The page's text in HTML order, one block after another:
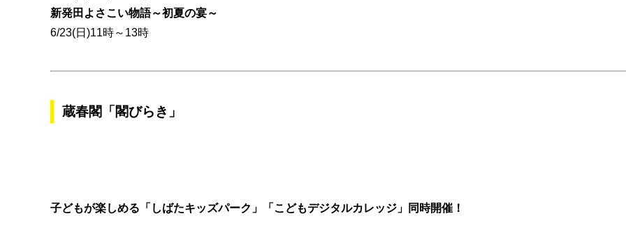
新発田よさこい物語～初夏の宴～
6/23(日)11時～13時
蔵春閣「閣びらき」
子どもが楽しめる「しばたキッズパーク」「こどもデジタルカレッジ」同時開催！